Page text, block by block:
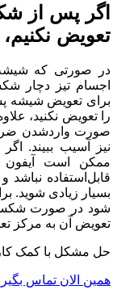
اگر پس از
تعویض
در صورتی که
اجسام تیز دچار
برای تعویض شیشه
را تعویض نکنید،
صورت واردشدن
ممکن است آیفون
قابل‌استفاده
بسیار زیادی شوید.
شود در صورت
تعویض آن به مرکز
حل مشکل با کمک
همین الان تماس بگیر